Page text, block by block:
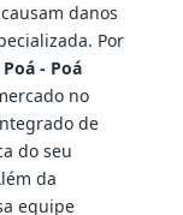
danos
Por
- Poá
no
de
do seu
da
equipe